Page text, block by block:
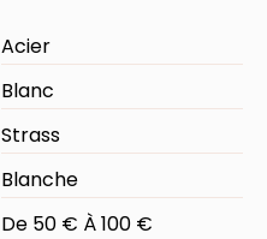
Acier
Blanc
Strass
Blanche
De 50 € À 100 €